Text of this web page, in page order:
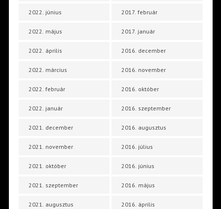
2022. június
2022. május
2022. április
2022. március
2022. február
2022. január
2021. december
2021. november
2021. október
2021. szeptember
2021. augusztus
2017. február
2017. január
2016. december
2016. november
2016. október
2016. szeptember
2016. augusztus
2016. július
2016. június
2016. május
2016. április